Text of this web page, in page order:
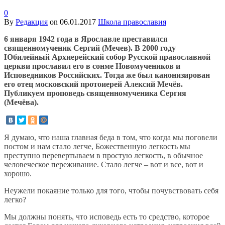
0
By Редакция on 06.01.2017 Школа православия
6 января 1942 года в Ярославле преставился
священномученик Сергий (Мечев). В 2000 году
Юбилейный Архиерейский собор Русской православной
церкви прославил его в сонме Новомучеников и
Исповедников Российских. Тогда же был канонизирован
его отец московский протоиерей Алексий Мечёв.
Публикуем проповедь священномученика Сергия
(Мечёва).
Я думаю, что наша главная беда в том, что когда мы поговели
постом и нам стало легче, Божественную легкость мы
преступно перевертываем в простую легкость, в обычное
человеческое переживание. Стало легче – вот и все, вот и
хорошо.
Неужели покаяние только для того, чтобы почувствовать себя
легко?
Мы должны понять, что исповедь есть то средство, которое